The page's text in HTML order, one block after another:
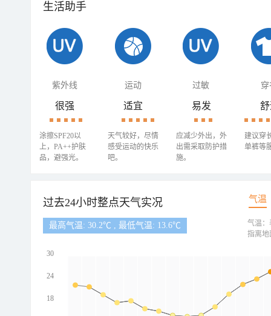
生活助手
紫外线 运动 过敏 穿
很强
涂擦SPF20以
上，PA++护肤
品，避强光。
适宜
天气较好，尽情
感受运动的快乐
吧。
易发
应减少外出，外
出需采取防护措
施。
建议穿
单裤等
过去24小时整点天气实况 气温
最高气温: 30.2℃ , 最低气温: 13.6℃
30
24
18
气温：
指离地